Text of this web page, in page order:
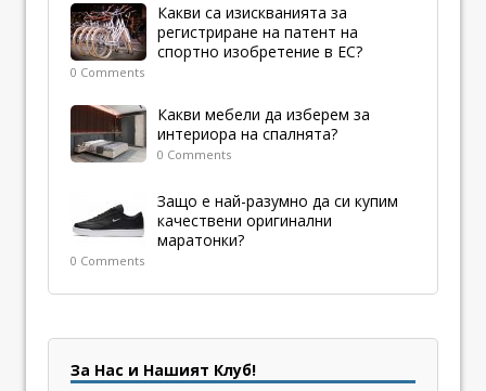
Какви са изискванията за
регистриране на патент на
спортно изобретение в ЕС?
0 Comments
Какви мебели да изберем за
интериора на спалнята?
0 Comments
Защо е най-разумно да си купим
качествени оригинални
маратонки?
0 Comments
За Нас и Нашият Клуб!